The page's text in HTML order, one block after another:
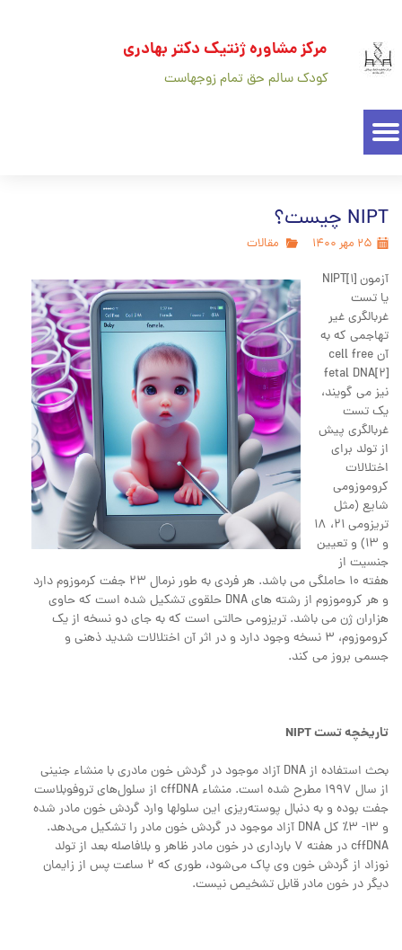
مرکز مشاوره ژنتیک دکتر بهادری
کودک سالم حق تمام زوجهاست
NIPT چیست؟
۲۵ مهر ۱۴۰۰ مقالات
آزمون NIPT[1]
یا تست
غربالگری غیر
تهاجمی که به
آن cell free
fetal DNA[2]
نیز می گویند،
یک تست
غربالگری پیش
از تولد برای
اختلالات
کروموزومی
شایع (مثل
تریزومی 21، 18
و 13) و تعیین
جنسیت از
هفته 10 حاملگی می باشد. هر فردی به طور نرمال ٢٣ جفت كرموزوم دارد
و هر كروموزوم از رشته های DNA حلقوی تشكیل شده است كه حاوی
هزاران ژن می باشد. تریزومی حالتی است که به جای دو نسخه از یک
کروموزوم، 3 نسخه وجود دارد و در اثر آن اختلالات شدید ذهنی و
جسمی بروز می کند.
تاریخچه تست NIPT
بحث استفاده از DNA آزاد موجود در گردش خون مادری با منشاء جنینی
از سال 1997 مطرح شده است. منشاء cffDNA از سلول‌های تروفوبلاست
جفت بوده و به دنبال پوسته‌ریزی این سلولها وارد گردش خون مادر شده
و 13- 3٪ کل DNA آزاد موجود در گردش خون مادر را تشکیل می‌دهد.
cffDNA در هفته 7 بارداری در خون مادر ظاهر و بلافاصله بعد از تولد
نوزاد از گردش خون وی پاک می‌شود، طوری که 2 ساعت پس از زایمان
دیگر در خون مادر قابل تشخیص نیست.